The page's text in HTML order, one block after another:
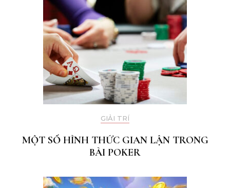
GIẢI TRÍ
MỘT SỐ HÌNH THỨC GIAN LẬN TRONG
BÀI POKER